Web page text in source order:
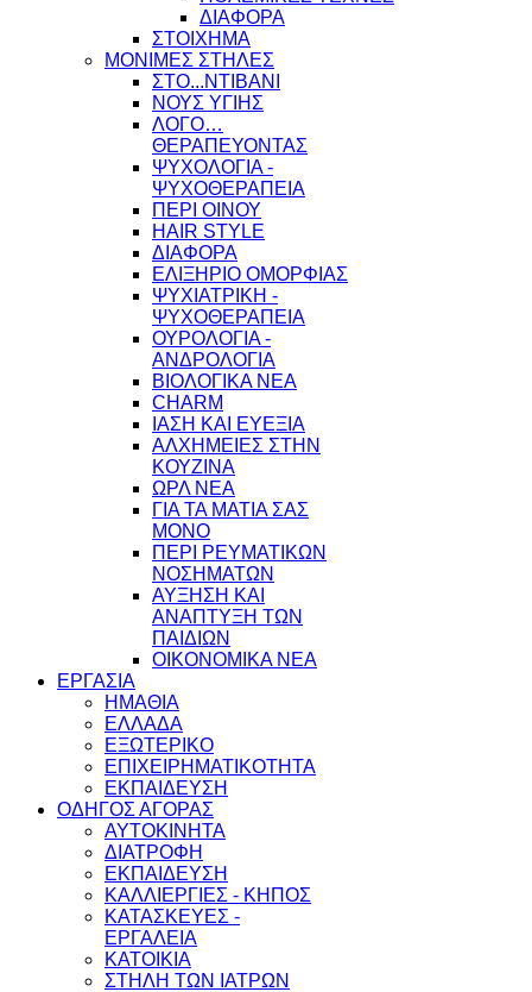
ΔΙΑΦΟΡΑ
ΣΤΟΙΧΗΜΑ
ΜΟΝΙΜΕΣ ΣΤΗΛΕΣ
ΣΤΟ...ΝΤΙΒΑΝΙ
ΝΟΥΣ ΥΓΙΗΣ
ΛΟΓΟ…
ΘΕΡΑΠΕΥΟΝΤΑΣ
ΨΥΧΟΛΟΓΙΑ -
ΨΥΧΟΘΕΡΑΠΕΙΑ
ΠΕΡΙ ΟΙΝΟΥ
HAIR STYLE
ΔΙΑΦΟΡΑ
ΕΛΙΞΗΡΙΟ ΟΜΟΡΦΙΑΣ
ΨΥΧΙΑΤΡΙΚΗ -
ΨΥΧΟΘΕΡΑΠΕΙΑ
ΟΥΡΟΛΟΓΙΑ -
ΑΝΔΡΟΛΟΓΙΑ
ΒΙΟΛΟΓΙΚΑ ΝΕΑ
CHARM
ΙΑΣΗ ΚΑΙ ΕΥΕΞΙΑ
ΑΛΧΗΜΕΙΕΣ ΣΤΗΝ
ΚΟΥΖΙΝΑ
ΩΡΛ ΝEA
ΓΙΑ ΤΑ ΜΑΤΙΑ ΣΑΣ
ΜΟΝΟ
ΠΕΡΙ ΡΕΥΜΑΤΙΚΩΝ
ΝΟΣΗΜΑΤΩΝ
ΑΥΞΗΣΗ ΚΑΙ
ΑΝΑΠΤΥΞΗ ΤΩΝ
ΠΑΙΔΙΩΝ
ΟΙΚΟΝΟΜΙΚΑ ΝΕΑ
ΕΡΓΑΣΙΑ
ΗΜΑΘΙΑ
ΕΛΛΑΔΑ
ΕΞΩΤΕΡΙΚΟ
ΕΠΙΧΕΙΡΗΜΑΤΙΚΟΤΗΤΑ
ΕΚΠΑΙΔΕΥΣΗ
ΟΔΗΓΟΣ ΑΓΟΡΑΣ
ΑΥΤΟΚΙΝΗΤΑ
ΔΙΑΤΡΟΦΗ
ΕΚΠΑΙΔΕΥΣΗ
ΚΑΛΛΙΕΡΓΙΕΣ - ΚΗΠΟΣ
ΚΑΤΑΣΚΕΥΕΣ -
ΕΡΓΑΛΕΙΑ
ΚΑΤΟΙΚΙΑ
ΣΤΗΛΗ ΤΩΝ ΙΑΤΡΩΝ